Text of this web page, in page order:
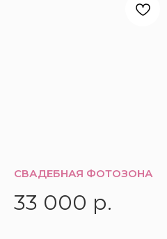
СВАДЕБНАЯ ФОТОЗОНА
33 000 р.